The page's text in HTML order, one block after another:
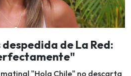
de La Red:
"Hola Chile" no descarta